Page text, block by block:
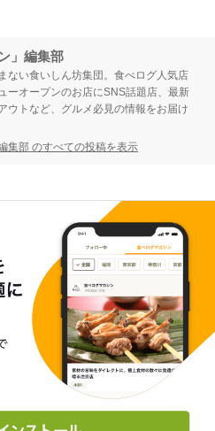
」編集部
ない食いしん坊集団。食べログ人気店
ーオープンのお店にSNS話題店、最新
ウトなど、グルメ必見の情報をお届け
集部 のすべての投稿を表示